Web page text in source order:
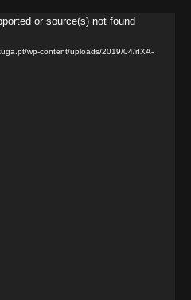
or source(s) not found
wp-content/uploads/2019/04/rIXA-